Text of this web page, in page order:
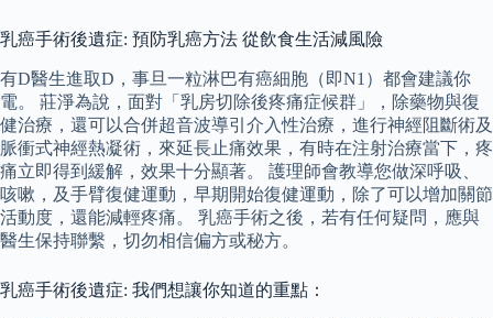
乳癌手術後遺症: 預防乳癌方法 從飲食生活減風險
有D醫生進取D，事旦一粒淋巴有癌細胞（即N1）都會建議你
電。 莊淨為說，面對「乳房切除後疼痛症候群」，除藥物與復
健治療，還可以合併超音波導引介入性治療，進行神經阻斷術及
脈衝式神經熱凝術，來延長止痛效果，有時在注射治療當下，疼
痛立即得到緩解，效果十分顯著。 護理師會教導您做深呼吸、
咳嗽，及手臂復健運動，早期開始復健運動，除了可以增加關節
活動度，還能減輕疼痛。 乳癌手術之後，若有任何疑問，應與
醫生保持聯繫，切勿相信偏方或秘方。
乳癌手術後遺症: 我們想讓你知道的重點：